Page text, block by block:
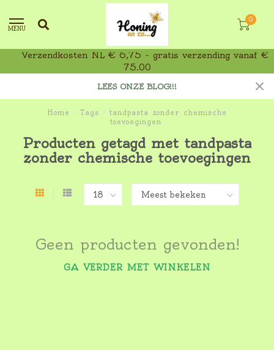
MENU
0
Verzendkosten NL € 6,75 - gratis verzending vanaf €
75,00
LEES ONZE BLOG!!!
Home / Tags / tandpasta zonder chemische
toevoegingen
Producten getagd met tandpasta
zonder chemische toevoegingen
Geen producten gevonden!
GA VERDER MET WINKELEN